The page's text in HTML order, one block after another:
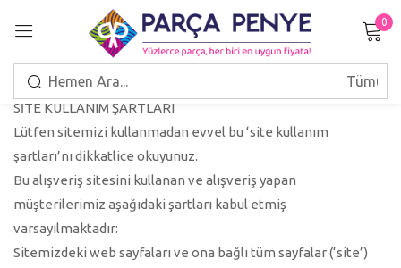
0
SİTE KULLANIM ŞARTLARI
Lütfen sitemizi kullanmadan evvel bu ‘site kullanım
şartları’nı dikkatlice okuyunuz.
Bu alışveriş sitesini kullanan ve alışveriş yapan
müşterilerimiz aşağıdaki şartları kabul etmiş
varsayılmaktadır:
Sitemizdeki web sayfaları ve ona bağlı tüm sayfalar (‘site’)
Giriş Yap
Beni hatırla Şifrenizi mi unuttunuz?
GIRIŞ